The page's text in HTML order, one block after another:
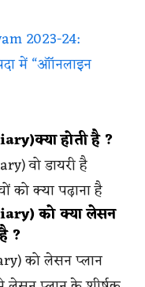
2023-24:
में “ऑॉनलाइन
होती है ?
वो डायरी है
को क्या पढ़ाना है
को क्या लेसन
?
को लेसन प्लान